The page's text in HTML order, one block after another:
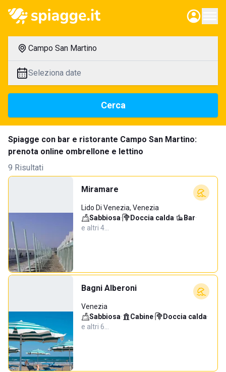
Campo San Martino
Seleziona date
Cerca
Spiagge con bar e ristorante Campo San Martino:
prenota online ombrellone e lettino
9 Risultati
Miramare
Lido Di Venezia, Venezia
Sabbiosa· Doccia calda· Bar·
e altri 4…
Bagni Alberoni
Venezia
Sabbiosa· Cabine· Doccia calda·
e altri 6…